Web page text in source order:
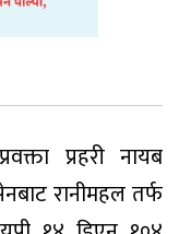
प्रहरी नायब
रानीमहल तर्फ